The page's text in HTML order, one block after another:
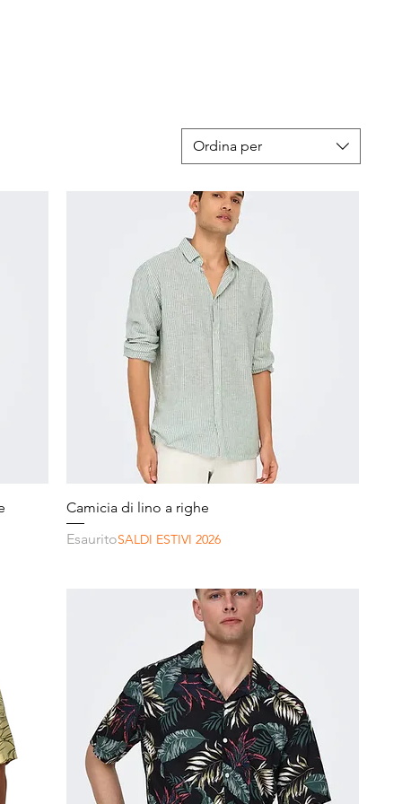
Ordina per
Vista rapida
Camicia di lino a righe
EsauritoSALDI ESTIVI 2026